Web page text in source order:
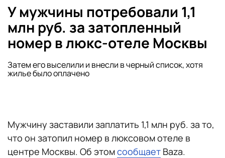
У мужчины потребовали 1,1
млн руб. за затопленный
номер в люкс-отеле Москвы
Затем его выселили и внесли в черный список, хотя
жилье было оплачено
Мужчину заставили заплатить 1,1 млн руб. за то,
что он затопил номер в люксовом отеле в
центре Москвы. Об этомсообщает Baza.